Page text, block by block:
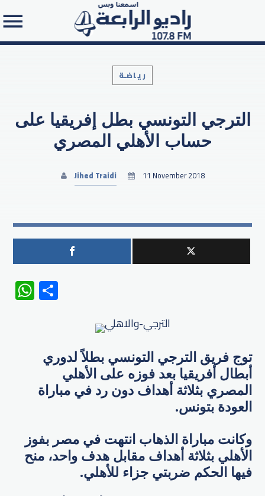
Search in the website:
رياضـة
الترجي التونسي بطل إفريقيا على
حساب الأهلي المصري
Jihed Traidi 11 November 2018
WhatsApp
توج فريق الترجي التونسي بطلاً لدوري
أبطال أفريقيا بعد فوزه على الأهلي
المصري بثلاثة أهداف دون رد في مباراة
العودة بتونس.
وكانت مباراة الذهاب انتهت في مصر بفوز
الأهلي بثلاثة أهداف مقابل هدف واحد، منح
فيها الحكم ضربتي جزاء للأهلي.